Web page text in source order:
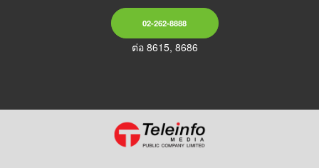
02-262-8888
ต่อ 8615, 8686